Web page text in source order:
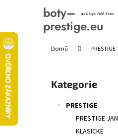
Domů PRESTIGE
Přeskočit
kategorie
Kategorie
PRESTIGE
PRESTIGE JAN
KLASICKÉ
š
í
k
Zpět
Zpět